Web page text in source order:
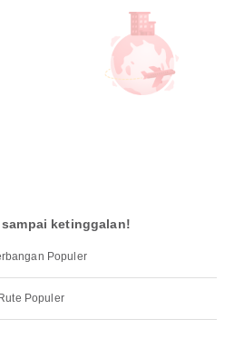
ketinggalan!
Populer
Rute Populer